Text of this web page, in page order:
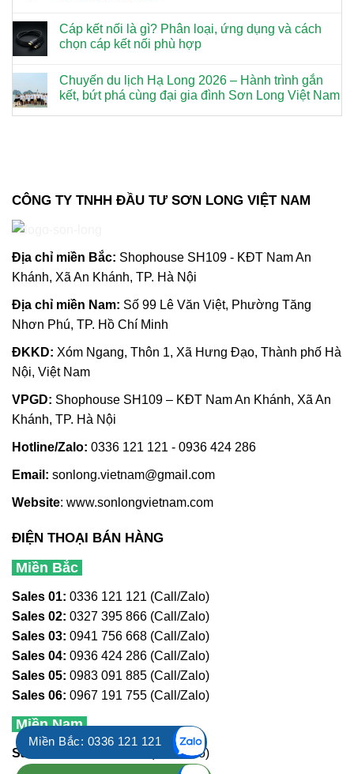
Cáp kết nối là gì? Phân loại, ứng dụng và cách
chọn cáp kết nối phù hợp
Chuyến du lịch Hạ Long 2026 – Hành trình gắn
kết, bứt phá cùng đại gia đình Sơn Long Việt Nam
CÔNG TY TNHH ĐẦU TƯ SƠN LONG VIỆT NAM
Địa chỉ miền Bắc: Shophouse SH109 - KĐT Nam An
Khánh, Xã An Khánh, TP. Hà Nội
Địa chỉ miền Nam: Số 99 Lê Văn Việt, Phường Tăng
Nhơn Phú, TP. Hồ Chí Minh
ĐKKD: Xóm Ngang, Thôn 1, Xã Hưng Đạo, Thành phố Hà
Nội, Việt Nam
VPGD: Shophouse SH109 – KĐT Nam An Khánh, Xã An
Khánh, TP. Hà Nội
Hotline/Zalo: 0336 121 121 - 0936 424 286
Email: sonlong.vietnam@gmail.com
Website: www.sonlongvietnam.com
ĐIỆN THOẠI BÁN HÀNG
Miền Bắc
Sales 01: 0336 121 121 (Call/Zalo)
Sales 02: 0327 395 866 (Call/Zalo)
Sales 03: 0941 756 668 (Call/Zalo)
Sales 04: 0936 424 286 (Call/Zalo)
Sales 05: 0983 091 885 (Call/Zalo)
Sales 06: 0967 191 755 (Call/Zalo)
Miền Nam
Sales 01: 0353 121 121 (Call/Zalo)
Miền Bắc: 0336 121 121